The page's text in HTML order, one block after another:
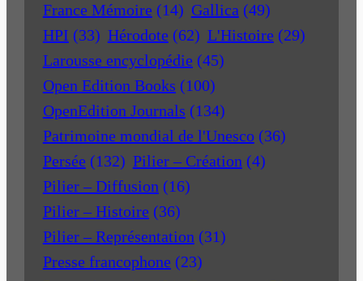
France Mémoire (14) Gallica (49)
HPI (33) Hérodote (62) L'Histoire (29)
Larousse encyclopédie (45)
Open Edition Books (100)
OpenEdition Journals (134)
Patrimoine mondial de l'Unesco (36)
Persée (132) Pilier – Création (4)
Pilier – Diffusion (16)
Pilier – Histoire (36)
Pilier – Représentation (31)
Presse francophone (23)